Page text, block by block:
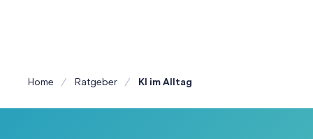
Home Ratgeber KI im Alltag